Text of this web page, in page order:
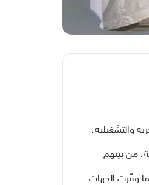
البحرية والتشغيلية،
من بينهم
وفّرت الجهات